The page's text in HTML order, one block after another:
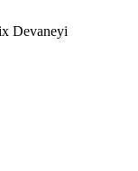
Devaneyi